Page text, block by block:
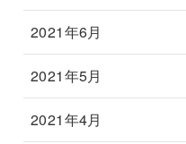
2021年6月
2021年5月
2021年4月